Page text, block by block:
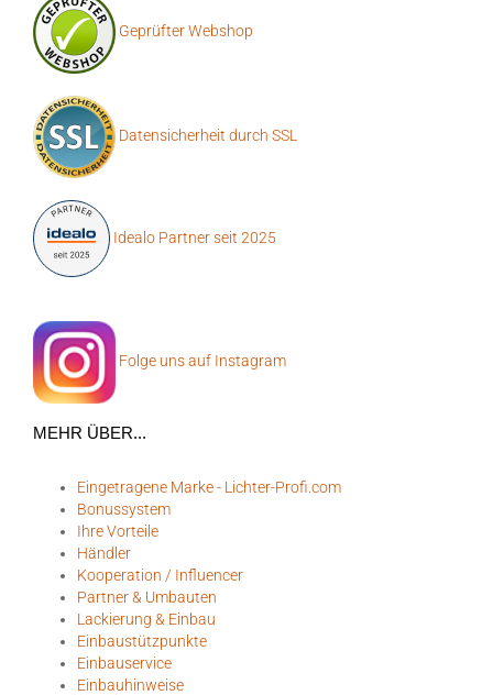
Geprüfter Webshop
Datensicherheit durch SSL
Idealo Partner seit 2025
Folge uns auf Instagram
MEHR ÜBER...
Eingetragene Marke - Lichter-Profi.com
Bonussystem
Ihre Vorteile
Händler
Kooperation / Influencer
Partner & Umbauten
Lackierung & Einbau
Einbaustützpunkte
Einbauservice
Einbauhinweise